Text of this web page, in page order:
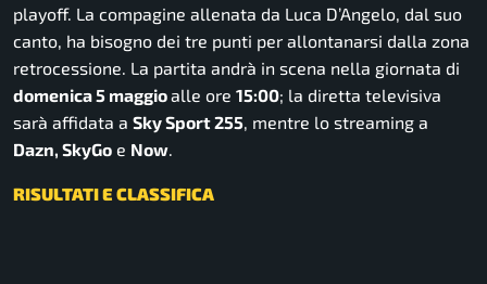
playoff. La compagine allenata da Luca D’Angelo, dal suo
canto, ha bisogno dei tre punti per allontanarsi dalla zona
retrocessione. La partita andrà in scena nella giornata di
domenica 5 maggioalle ore 15:00; la diretta televisiva
sarà affidata a Sky Sport 255, mentre lo streaming a
Dazn, SkyGo e Now.
RISULTATI E CLASSIFICA